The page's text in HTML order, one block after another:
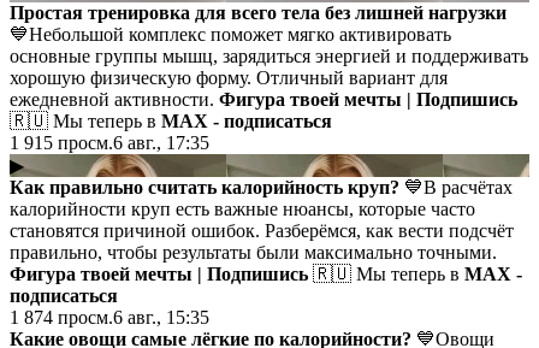
Простая тренировка для всего тела без лишней нагрузки
💙Небольшой комплекс поможет мягко активировать
основные группы мышц, зарядиться энергией и поддерживать
хорошую физическую форму. Отличный вариант для
ежедневной активности. Фигура твоей мечты | Подпишись
🇷🇺 Мы теперь в MAX - подписаться
1 915 просм.6 авг., 17:35
▶
Как правильно считать калорийность круп? 💙В расчётах
калорийности круп есть важные нюансы, которые часто
становятся причиной ошибок. Разберёмся, как вести подсчёт
правильно, чтобы результаты были максимально точными.
Фигура твоей мечты | Подпишись 🇷🇺 Мы теперь в MAX -
подписаться
1 874 просм.6 авг., 15:35
Какие овощи самые лёгкие по калорийности? 💙Овощи